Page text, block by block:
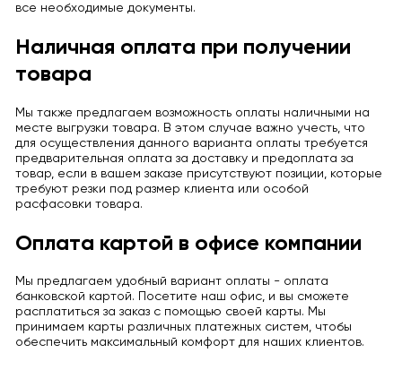
все необходимые документы.
Наличная оплата при получении
товара
Мы также предлагаем возможность оплаты наличными на
месте выгрузки товара. В этом случае важно учесть, что
для осуществления данного варианта оплаты требуется
предварительная оплата за доставку и предоплата за
товар, если в вашем заказе присутствуют позиции, которые
требуют резки под размер клиента или особой
расфасовки товара.
Оплата картой в офисе компании
Мы предлагаем удобный вариант оплаты - оплата
банковской картой. Посетите наш офис, и вы сможете
расплатиться за заказ с помощью своей карты. Мы
принимаем карты различных платежных систем, чтобы
обеспечить максимальный комфорт для наших клиентов.